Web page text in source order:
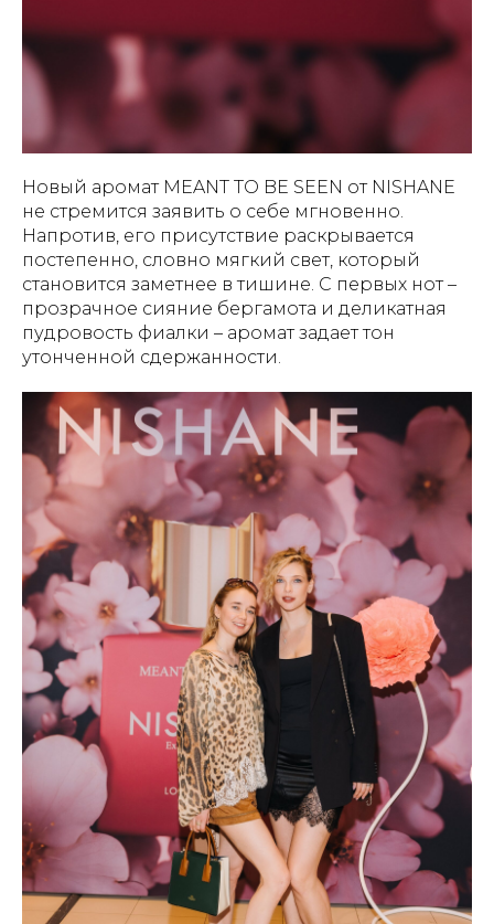
Новый аромат MEANT TO BE SEEN от NISHANE
не стремится заявить о себе мгновенно.
Напротив, его присутствие раскрывается
постепенно, словно мягкий свет, который
становится заметнее в тишине. С первых нот –
прозрачное сияние бергамота и деликатная
пудровость фиалки – аромат задает тон
утонченной сдержанности.